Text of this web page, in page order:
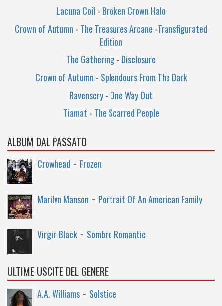
Lacuna Coil - Broken Crown Halo
Crown of Autumn - The Treasures Arcane -Transfigurated
Edition
The Gathering- Disclosure
Crown of Autumn - Splendours From The Dark
Ravenscry- One Way Out
Tiamat - The Scarred People
ALBUM DAL PASSATO
Crowhead - Frozen
Marilyn Manson - Portrait Of An American Family
Virgin Black - Sombre Romantic
ULTIME USCITE DEL GENERE
A.A. Williams - Solstice